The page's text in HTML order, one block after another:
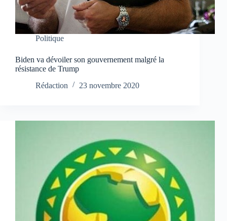
Politique
Biden va dévoiler son gouvernement malgré la
résistance de Trump
Rédaction
23 novembre 2020